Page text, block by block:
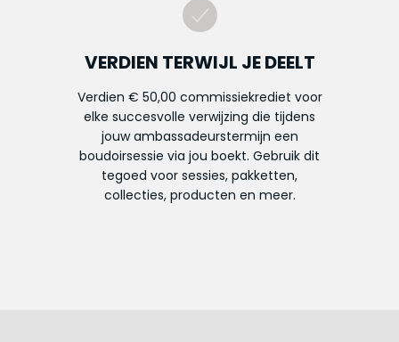
VERDIEN TERWIJL JE DEELT
Verdien € 50,00 commissiekrediet voor
elke succesvolle verwijzing die tijdens
jouw ambassadeurstermijn een
boudoirsessie via jou boekt. Gebruik dit
tegoed voor sessies, pakketten,
collecties, producten en meer.